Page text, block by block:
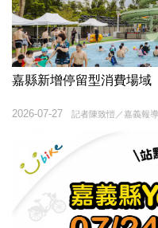
嘉縣新增停留型消費場
記者陳致愷／嘉義報導
2026-07-27